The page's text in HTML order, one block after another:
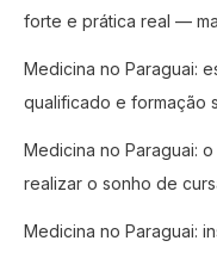
forte e prática real —
Medicina no Paraguai:
qualificado e formação
Medicina no Paraguai:
realizar o sonho de
Medicina no Paraguai: